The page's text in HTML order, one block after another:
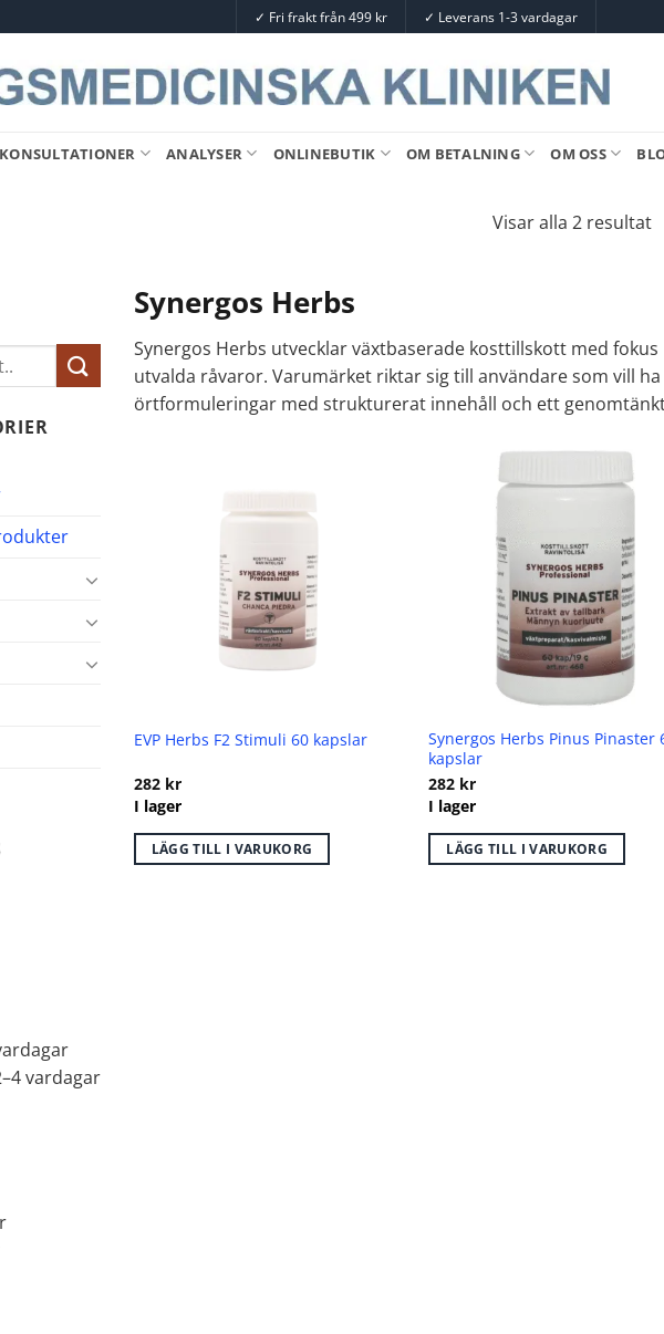
✓ Fri frakt från 499 kr ✓ Leverans 1-3 vardagar
KONSULTATIONER ANALYSER ONLINEBUTIK OM BETALNING OM OSS
Visar alla 2 resultat
vardagar
Synergos Herbs
Synergos Herbs utvecklar växtbaserade kosttillskott med
utvalda råvaror. Varumärket riktar sig till användare som vill
örtformuleringar med strukturerat innehåll och ett
EVP Herbs F2 Stimuli 60 kapslar
282 kr
I lager
LÄGG TILL I VARUKORG
Synergos Herbs Pinus Pinaster
kapslar
282 kr
I lager
LÄGG TILL I VARUKORG